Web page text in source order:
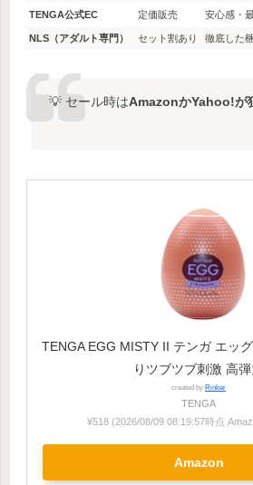
TENGA公式EC 定価販売 安心感・
NLS（アダルト専門） セット割あり 徹底した
💡 セール時はAmazonかYahoo!が
TENGA EGG MISTY II テンガ エッ
りツブツブ刺激 高弾
created by Rinker
TENGA
¥518 (2026/08/09 08:19:57時点
Amazon